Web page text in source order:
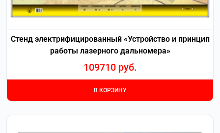
Стенд электрифицированный «Устройство и принцип
работы лазерного дальномера»
109710 руб.
В КОРЗИНУ